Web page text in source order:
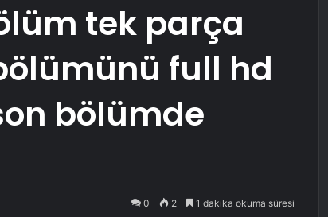
tek parça
full hd
bölümde
0 2 1 dakika okuma süresi